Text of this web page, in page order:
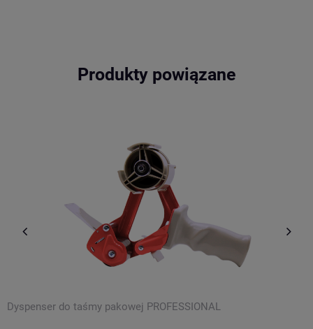
Produkty powiązane
Dyspenser do taśmy pakowej PROFESSIONAL